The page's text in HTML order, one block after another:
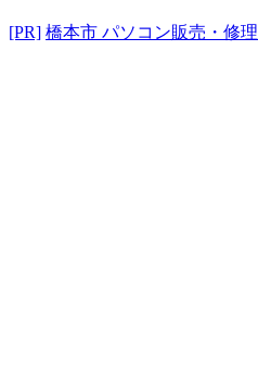
[PR] 橋本市 パソコン販売・修理